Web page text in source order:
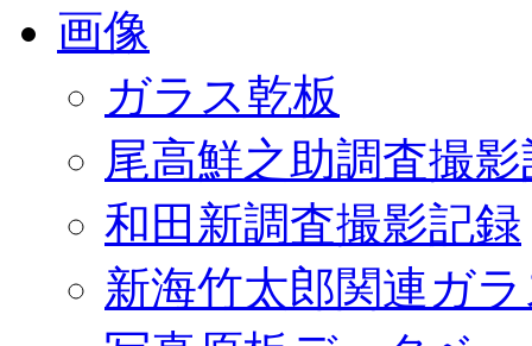
画像
ガラス乾板
尾高鮮之助調査撮
和田新調査撮影記録
新海竹太郎関連ガ